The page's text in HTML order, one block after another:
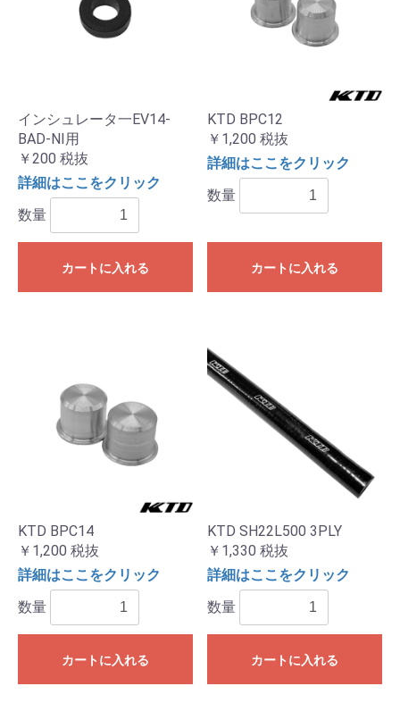
インシュレータ一EV14-
BAD-NI用
￥200 税抜
詳細はここをクリック
数量
カートに入れる
KTD BPC12
￥1,200 税抜
詳細はここをクリック
数量
カートに入れる
KTD BPC14
￥1,200 税抜
詳細はここをクリック
数量
カートに入れる
KTD SH22L500 3PLY
￥1,330 税抜
詳細はここをクリック
数量
カートに入れる